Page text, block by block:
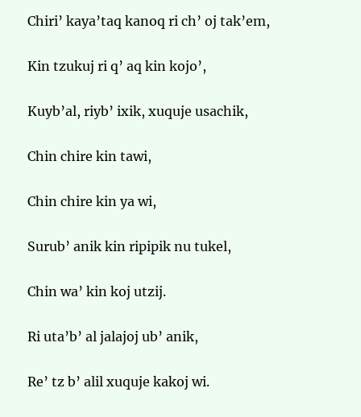
Chiri’ kaya’taq kanoq ri ch’ oj tak’em,
Kin tzukuj ri q’ aq kin kojo’,
Kuyb’al, riyb’ ixik, xuquje usachik,
Chin chire kin tawi,
Chin chire kin ya wi,
Surub’ anik kin ripipik nu tukel,
Chin wa’ kin koj utzij.
Ri uta’b’ al jalajoj ub’ anik,
Re’ tz b’ alil xuquje kakoj wi.